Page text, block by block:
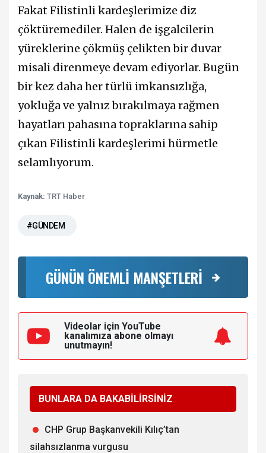
Fakat Filistinli kardeşlerimize diz
çöktüremediler. Halen de işgalcilerin
yüreklerine çökmüş çelikten bir duvar
misali direnmeye devam ediyorlar. Bugün
bir kez daha her türlü imkansızlığa,
yokluğa ve yalnız bırakılmaya rağmen
hayatları pahasına topraklarına sahip
çıkan Filistinli kardeşlerimi hürmetle
selamlıyorum.
Kaynak: TRT Haber
#GÜNDEM
GÜNÜN ÖNEMLİ MANŞETLERİ
Videolar için YouTube
kanalımıza abone olmayı
unutmayın!
BUNLARA DA BAKABİLİRSİNİZ
CHP Grup Başkanvekili Kılıç’tan
silahsızlanma vurgusu